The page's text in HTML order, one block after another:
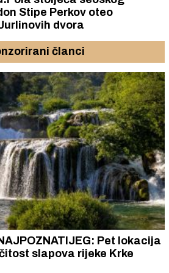
dvora
članci
Pet lokacija
slapova rijeke Krke